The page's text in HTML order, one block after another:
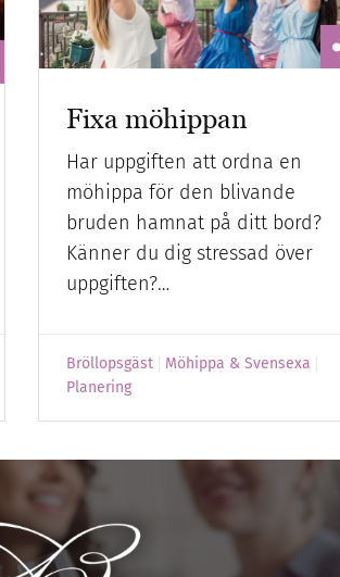
Fixa möhippan
Har uppgiften att ordna en
möhippa för den blivande
bruden hamnat på ditt bord?
Känner du dig stressad över
uppgiften?…
Bröllopsgäst
Möhippa & Svensexa
Planering